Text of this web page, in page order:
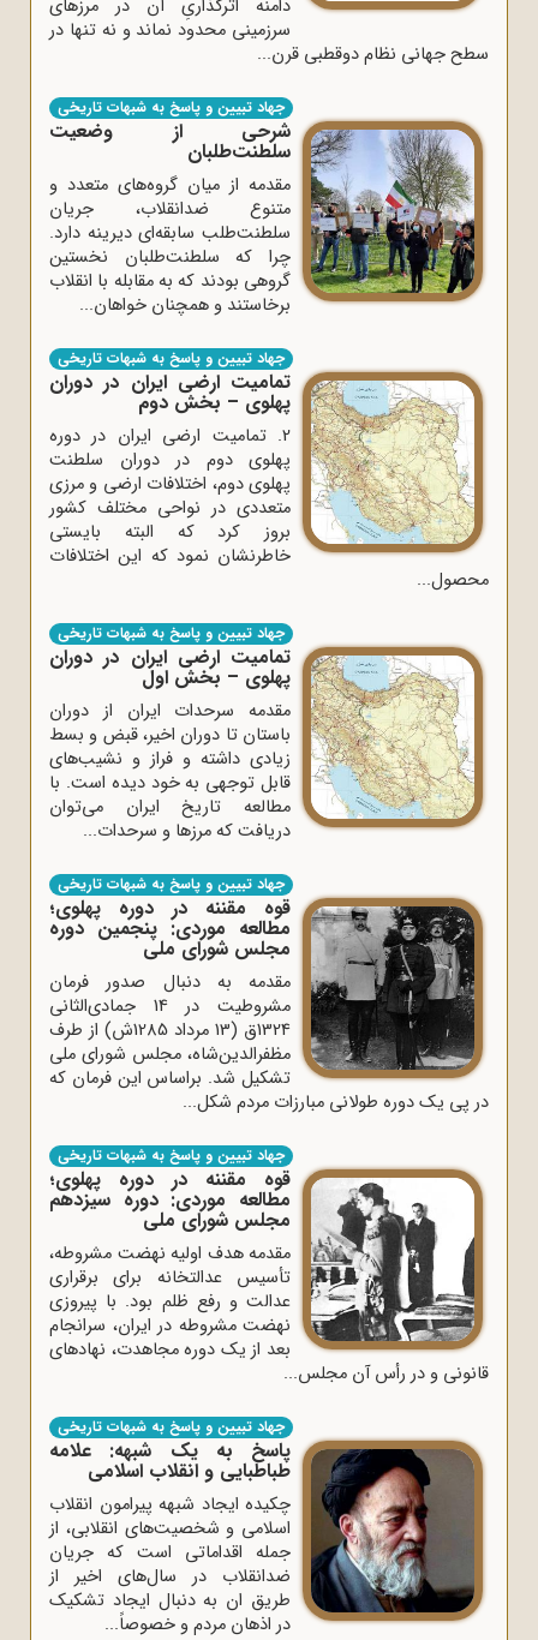
دامنه اثرگذاریِ آن در مرزهای
سرزمینی محدود نماند و نه ‌تنها در
سطح جهانی نظام دوقطبی قرن...
جهاد تبیین و پاسخ به شبهات تاریخی
شرحی از وضعیت
سلطنت‌طلبان
مقدمه از میان گروه‌های متعدد و
متنوع ضدانقلاب، جریان
سلطنت‌طلب سابقه‌ای دیرینه‌ دارد.
چرا که سلطنت‌طلبان نخستین
گروهی بودند که به مقابله با انقلاب
برخاستند و همچنان خواهان...
جهاد تبیین و پاسخ به شبهات تاریخی
تمامیت ارضی ایران در دوران
پهلوی – بخش دوم
2. تمامیت ارضی ایران در دوره
پهلوی دوم در دوران سلطنت
پهلوی دوم، اختلافات ارضی و مرزی
متعددی در نواحی مختلف کشور
بروز کرد که البته بایستی
خاطرنشان نمود که این اختلافات
محصول...
جهاد تبیین و پاسخ به شبهات تاریخی
تمامیت ارضی ایران در دوران
پهلوی – بخش اول
مقدمه سرحدات ایران از دوران
باستان تا دوران اخیر، قبض و بسط
زیادی داشته و فراز و نشیب‌های
قابل توجهی به خود دیده است. با
مطالعه تاریخ ایران می‌توان
دریافت که مرزها و سرحدات...
جهاد تبیین و پاسخ به شبهات تاریخی
قوه مقننه در دوره پهلوی؛
مطالعه موردی: پنجمین دوره
مجلس شورای ملی
مقدمه به دنبال صدور فرمان
مشروطیت در 14 جمادی‌الثانی
1324ق (13 مرداد 1285ش) از طرف
مظفرالدین‌شاه، مجلس شورای ملی
تشکیل شد. براساس این فرمان که
در پی یک دوره طولانی مبارزات مردم شکل...
جهاد تبیین و پاسخ به شبهات تاریخی
قوه مقننه در دوره پهلوی؛
مطالعه موردی: دوره سیزدهم
مجلس شورای ملی
مقدمه هدف اولیه نهضت مشروطه،
تأسیس عدالتخانه برای برقراری
عدالت و رفع ظلم بود. با پیروزی
نهضت مشروطه در ایران، سرانجام
بعد از یک دوره مجاهدت، نهادهای
قانونی و در رأس آن مجلس...
جهاد تبیین و پاسخ به شبهات تاریخی
پاسخ به یک شبهه: علامه
طباطبایی و انقلاب اسلامی
چکیده ایجاد شبهه پیرامون انقلاب
اسلامی و شخصیت‌های انقلابی، از
جمله اقداماتی است که جریان
ضدانقلاب در سال‌های اخیر از
طریق ان به دنبال ایجاد تشکیک
در اذهان مردم و خصوصاً...